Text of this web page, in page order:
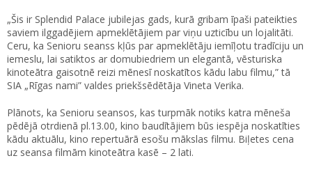
„Šis ir Splendid Palace jubilejas gads, kurā gribam īpaši pateikties
saviem ilggadējiem apmeklētājiem par viņu uzticību un lojalitāti.
Ceru, ka Senioru seanss kļūs par apmeklētāju iemīļotu tradīciju un
iemeslu, lai satiktos ar domubiedriem un elegantā, vēsturiska
kinoteātra gaisotnē reizi mēnesī noskatītos kādu labu filmu,” tā
SIA „Rīgas nami” valdes priekšsēdētāja Vineta Verika.
Plānots, ka Senioru seansos, kas turpmāk notiks katra mēneša
pēdējā otrdienā pl.13.00, kino baudītājiem būs iespēja noskatīties
kādu aktuālu, kino repertuārā esošu mākslas filmu. Biļetes cena
uz seansa filmām kinoteātra kasē – 2 lati.